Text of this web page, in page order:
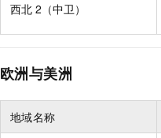
西北 2（中卫）
欧洲与美洲
地域名称